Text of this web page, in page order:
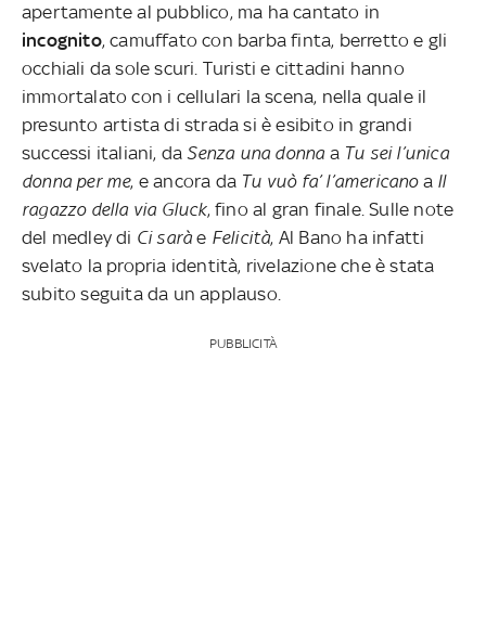
apertamente al pubblico, ma ha cantato in
incognito, camuffato con barba finta, berretto e gli
occhiali da sole scuri. Turisti e cittadini hanno
immortalato con i cellulari la scena, nella quale il
presunto artista di strada si è esibito in grandi
successi italiani, daSenza una donnaa Tu sei l’unica
donna per me, e ancora da Tu vuò fa’ l’americanoa Il
ragazzo della via Gluck, fino al gran finale. Sulle note
del medley di Ci saràe Felicità, Al Bano ha infatti
svelato la propria identità, rivelazione che è stata
subito seguita da un applauso.
PUBBLICITÀ